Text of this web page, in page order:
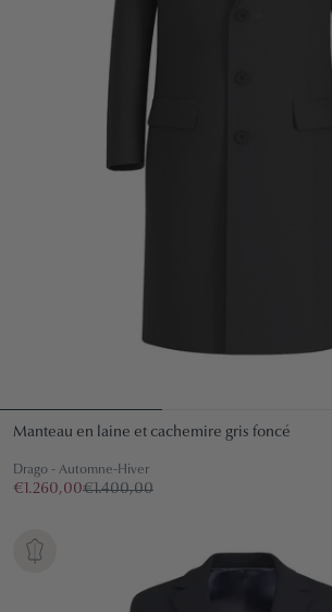
Manteau en laine et cachemire gris foncé
Drago - Automne-Hiver
€1.260,00€1.400,00